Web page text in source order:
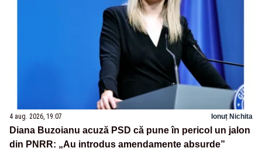
4 aug. 2026, 19:07 Ionuț Nichita
Diana Buzoianu acuză PSD că pune în pericol un jalon
din PNRR: „Au introdus amendamente absurde”